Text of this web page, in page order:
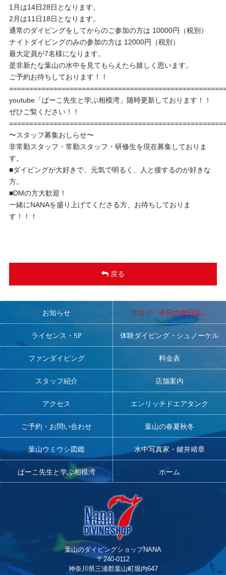
1月は14日28日となります。
2月は11日18日となります。
通常のダイビングをしてからのご参加の方は 10000円（税別）
ナイトダイビングのみの参加の方は 12000円（税別）
最大定員が7名様になります。
是非新たな葉山の水中を見てもらえたら嬉しく思います。
ご予約お待ちしております！！
youtube「ぱーこ先生と学ぶ相模湾」随時更新しております！！
ぜひご覧ください！！
〜スタッフ募集おしらせ〜
非常勤スタッフ・常勤スタッフ・研修生を現在募集しておりま
す。
■ダイビングが大好きで、元気で明るく、人と接するのが好きな
方。
■DMの方大歓迎！
一緒にNANAを盛り上げてくださる方、お待ちしておりま
す！！！
戻る
お知らせ ブログ「今日の海日誌」
ライセンス・SP 体験ダイビング・シュノーケル
ファンダイビング 料金表
スタッフ紹介 店舗案内
アクセス エンリッチドエアタンク
ご予約・お問い合わせ 葉山の春夏秋冬
葉山ウミウシ図鑑 水中写真家・鍵井靖章
ぱーこ先生と学ぶ相模湾 ホーム
葉山のダイビングショップNANA
〒240-0112
神奈川県三浦郡葉山町堀内647